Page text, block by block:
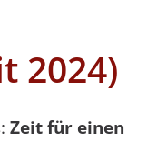
2024)
Zeit für einen